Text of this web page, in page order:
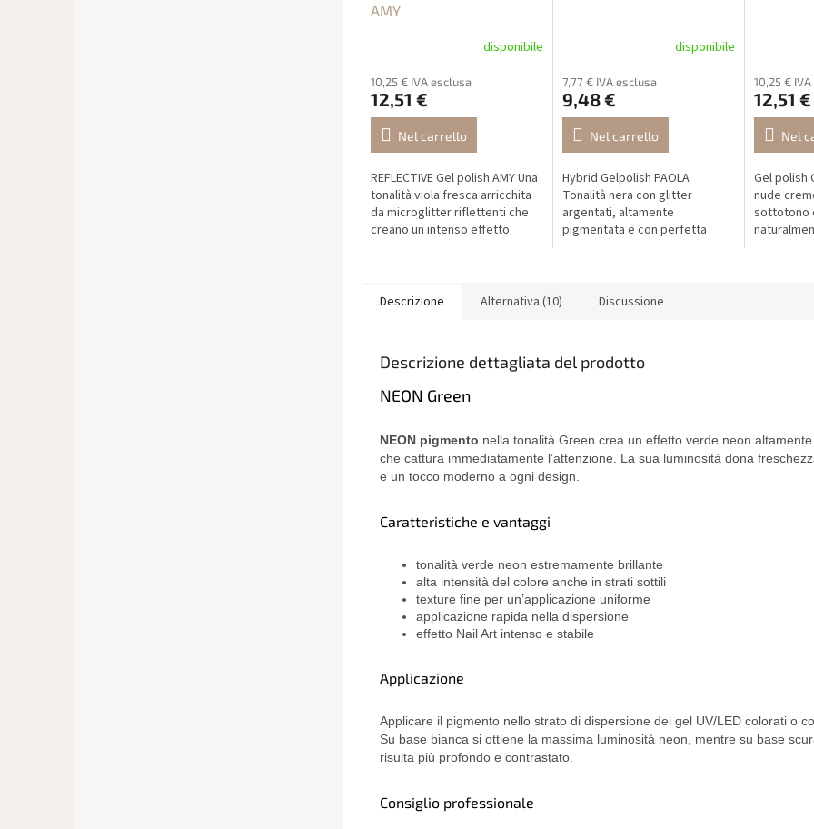
AMY
disponibile
10,25 € IVA esclusa
12,51 €
Nel carrello
REFLECTIVE Gel polish AMY Una
tonalità viola fresca arricchita
da microglitter riflettenti che
creano un intenso effetto
disponibile
7,77 € IVA esclusa
9,48 €
Nel carrello
Hybrid Gelpolish PAOLA
Tonalità nera con glitter
argentati, altamente
pigmentata e con perfetta
10,25 €
12,51 €
Nel
Gel polish
nude
sottotono
Descrizione Alternativa (10) Discussione
Descrizione dettagliata del prodotto
NEON Green
NEON pigmento nella tonalità Green crea un effetto verde neon
che cattura immediatamente l’attenzione. La sua luminosità dona
e un tocco moderno a ogni design.
Caratteristiche e vantaggi
tonalità verde neon estremamente brillante
alta intensità del colore anche in strati sottili
texture fine per un’applicazione uniforme
applicazione rapida nella dispersione
effetto Nail Art intenso e stabile
Applicazione
Applicare il pigmento nello strato di dispersione dei gel UV/LED colorati o
Su base bianca si ottiene la massima luminosità neon, mentre su base
risulta più profondo e contrastato.
Consiglio professionale